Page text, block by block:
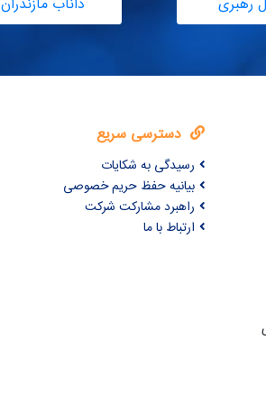
دسترسی سریع
رسیدگی به شکایات
بیانیه حفظ حریم خصوصی
راهبرد مشارکت شرکت
ارتباط با ما